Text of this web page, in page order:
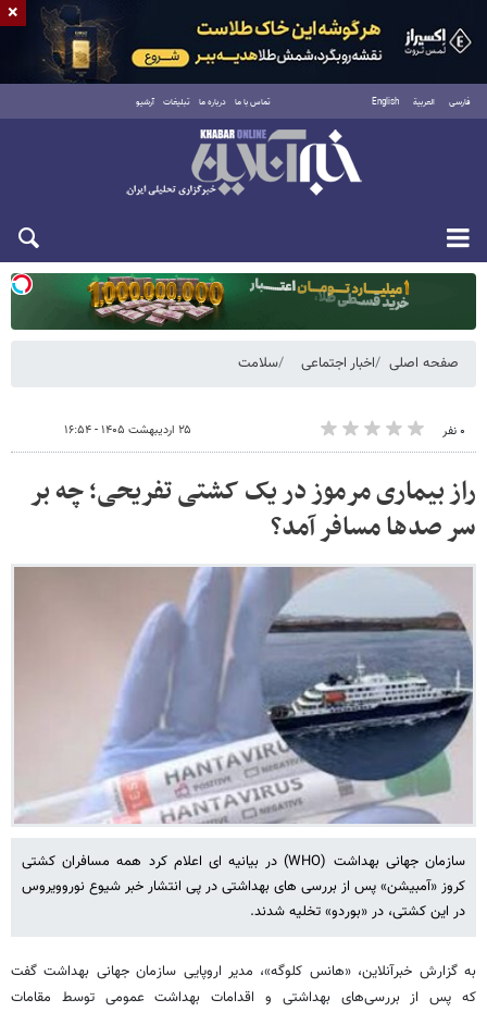
فارسی العربية English تماس با ما درباره ما تبلیغات آرشیو
دوشنبه ۱۹ مرداد ۱۴۰۵
صفحه اصلی اخبار اجتماعی سلامت
۰ نفر ۲۵ اردیبهشت ۱۴۰۵ - ۱۶:۵۴
راز بیماری مرموز در یک کشتی تفریحی؛ چه بر
سر صدها مسافر آمد؟
سازمان جهانی بهداشت (WHO) در بیانیه ای اعلام کرد همه مسافران کشتی
کروز «آمبیشن» پس از بررسی های بهداشتی در پی انتشار خبر شیوع نوروویروس
در این کشتی، در «بوردو» تخلیه شدند.
به گزارش خبرآنلاین، «هانس کلوگه»، مدیر اروپایی سازمان جهانی بهداشت گفت
که پس از بررسی‌های بهداشتی و اقدامات بهداشت عمومی توسط مقامات
×